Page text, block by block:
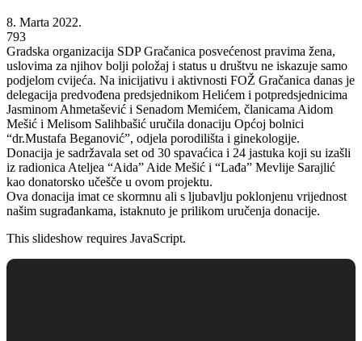
8. Marta 2022.
793
Gradska organizacija SDP Gračanica posvećenost pravima žena,
uslovima za njihov bolji položaj i status u društvu ne iskazuje samo
podjelom cvijeća. Na inicijativu i aktivnosti FOŽ Gračanica danas je
delegacija predvođena predsjednikom Helićem i potpredsjednicima
Jasminom Ahmetašević i Senadom Memićem, članicama Aidom
Mešić i Melisom Salihbašić uručila donaciju Općoj bolnici
“dr.Mustafa Beganović”, odjela porodilišta i ginekologije.
Donacija je sadržavala set od 30 spavaćica i 24 jastuka koji su izašli
iz radionica Ateljea “Aida” Aide Mešić i “Lađa” Mevlije Sarajlić
kao donatorsko učešče u ovom projektu.
Ova donacija imat ce skormnu ali s ljubavlju poklonjenu vrijednost
našim sugrađankama, istaknuto je prilikom uručenja donacije.
This slideshow requires JavaScript.